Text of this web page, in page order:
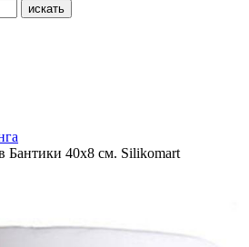
искать
Бантики 40х8 см. Silikomart